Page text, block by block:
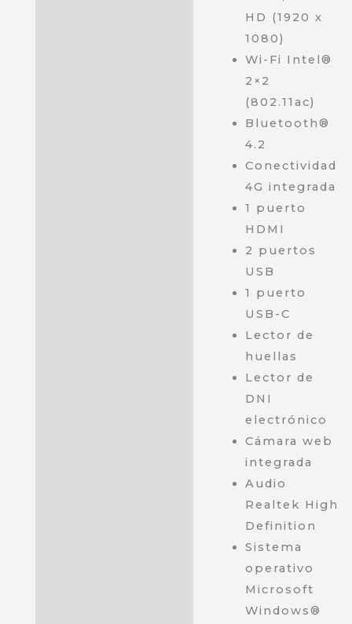
HD (1920 x
1080)
Wi-Fi Intel®
2×2
(802.11ac)
Bluetooth®
4.2
Conectividad
4G integrada
1 puerto
HDMI
2 puertos
USB
1 puerto
USB-C
Lector de
huellas
Lector de
DNI
electrónico
Cámara web
integrada
Audio
Realtek High
Definition
Sistema
operativo
Microsoft
Windows®